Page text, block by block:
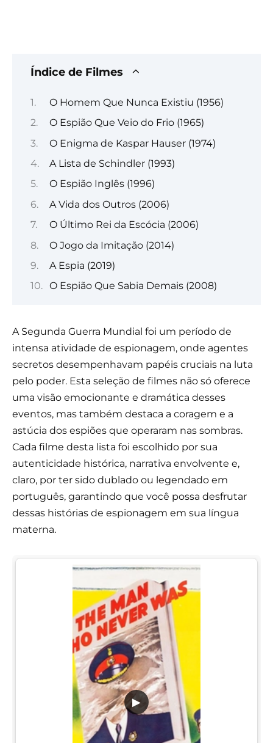
Índice de Filmes
O Homem Que Nunca Existiu (1956)
O Espião Que Veio do Frio (1965)
O Enigma de Kaspar Hauser (1974)
A Lista de Schindler (1993)
O Espião Inglês (1996)
A Vida dos Outros (2006)
O Último Rei da Escócia (2006)
O Jogo da Imitação (2014)
A Espia (2019)
O Espião Que Sabia Demais (2008)
A Segunda Guerra Mundial foi um período de
intensa atividade de espionagem, onde agentes
secretos desempenhavam papéis cruciais na luta
pelo poder. Esta seleção de filmes não só oferece
uma visão emocionante e dramática desses
eventos, mas também destaca a coragem e a
astúcia dos espiões que operaram nas sombras.
Cada filme desta lista foi escolhido por sua
autenticidade histórica, narrativa envolvente e,
claro, por ter sido dublado ou legendado em
português, garantindo que você possa desfrutar
dessas histórias de espionagem em sua língua
materna.
▶